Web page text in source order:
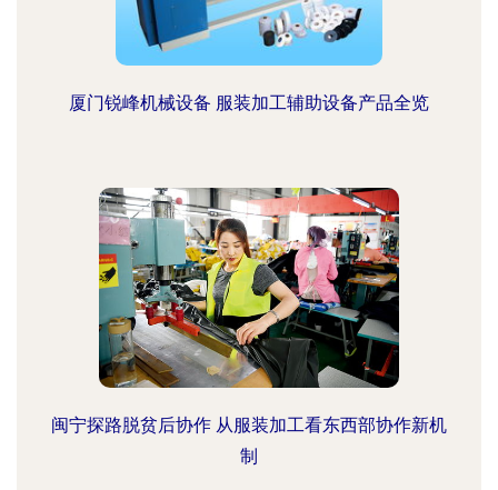
厦门锐峰机械设备 服装加工辅助设备产品全览
闽宁探路脱贫后协作 从服装加工看东西部协作新机
制